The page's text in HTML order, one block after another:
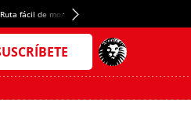
Ruta fácil de montaña